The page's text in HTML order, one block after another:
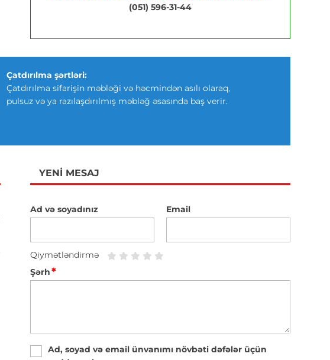
(051) 596-31-44
Çatdırılma şərtləri:
Çatdırılma sifarişin məbləği və həcmindən asılı olaraq,
pulsuz və ya razılaşdırılmış məbləğ əsasında baş verir.
YENI MESAJ
Ad və soyadınız Email
Qiymətləndirmə
Şərh*
Ad, soyad və email ünvanımı növbəti dəfələr üçün